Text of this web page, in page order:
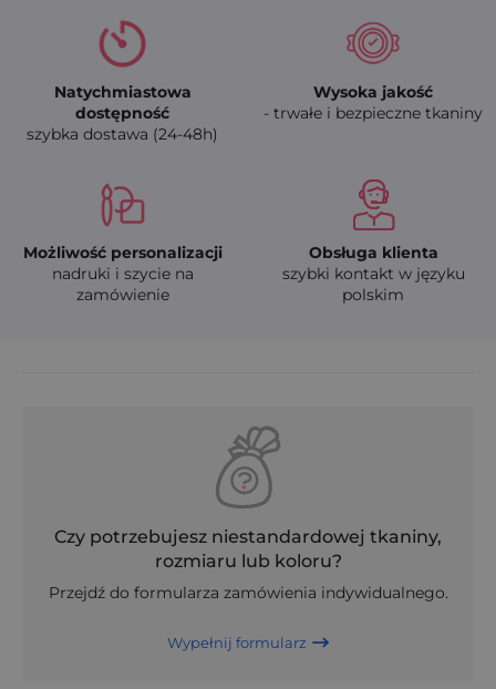
Natychmiastowa
dostępność
szybka dostawa (24-48h)
Wysoka jakość
- trwałe i bezpieczne tkaniny
Możliwość personalizacji
nadruki i szycie na
zamówienie
Obsługa klienta
szybki kontakt w języku
polskim
Czy potrzebujesz niestandardowej tkaniny,
rozmiaru lub koloru?
Przejdź do formularza zamówienia indywidualnego.
Wypełnij formularz